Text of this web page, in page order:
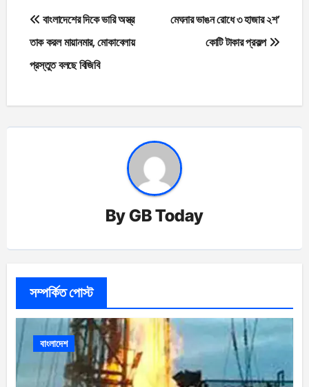
Post
navigation
বাংলাদেশের দিকে ভারি অস্ত্র
তাক করল মায়ানমার, মোকাবেলায়
প্রস্তুত বলছে বিজিবি
মেঘনার ভাঙন রোধে ৩ হাজার ২শ’
কোটি টাকার প্রকল্প
ByGB Today
সম্পর্কিত পোস্ট
বাংলাদেশ